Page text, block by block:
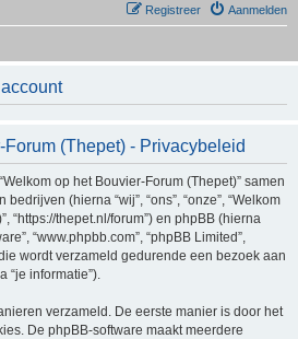
Aanmelden
Registreer
(Thepet) - Privacybeleid
op het Bouvier-Forum (Thepet)” samen
(hierna “wij”, “ons”, “onze”, “Welkom
“https://thepet.nl/forum”) en phpBB (hierna
“www.phpbb.com”, “phpBB Limited”,
wordt verzameld gedurende een bezoek aan
“je informatie”).
verzameld. De eerste manier is door het
De phpBB-software maakt meerdere